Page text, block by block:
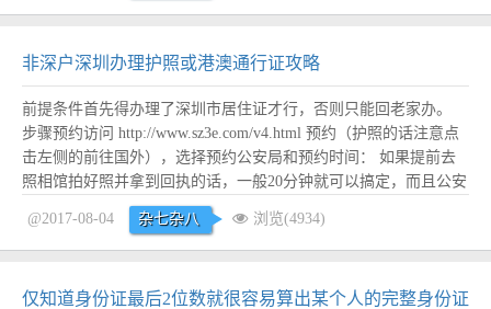
非深户深圳办理护照或港澳通行证攻略
前提条件首先得办理了深圳市居住证才行，否则只能回老家办。
步骤预约访问 http://www.sz3e.com/v4.html 预约（护照的话注意点
击左侧的前往国外），选择预约公安局和预约时间： 如果提前去
照相馆拍好照并拿到回执的话，一般20分钟就可以搞定，而且公安
局其实不到9点就上班了，所以完全可以选择工作日的9:00-10:00去
办理。 几点说明： 本人联系电话可以填写...
@2017-08-04 杂七杂八 浏览(4934)
仅知道身份证最后2位数就很容易算出某个人的完整身份证